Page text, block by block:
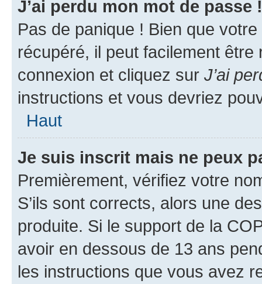
J’ai perdu mon mot de passe !
Pas de panique ! Bien que
récupéré, il peut facilement
connexion et cliquez sur J’ai
instructions et vous devriez
Haut
Je suis inscrit mais ne peux
Premièrement, vérifiez votre
S’ils sont corrects, alors une
produite. Si le support de la
avoir en dessous de 13 ans
les instructions que vous avez